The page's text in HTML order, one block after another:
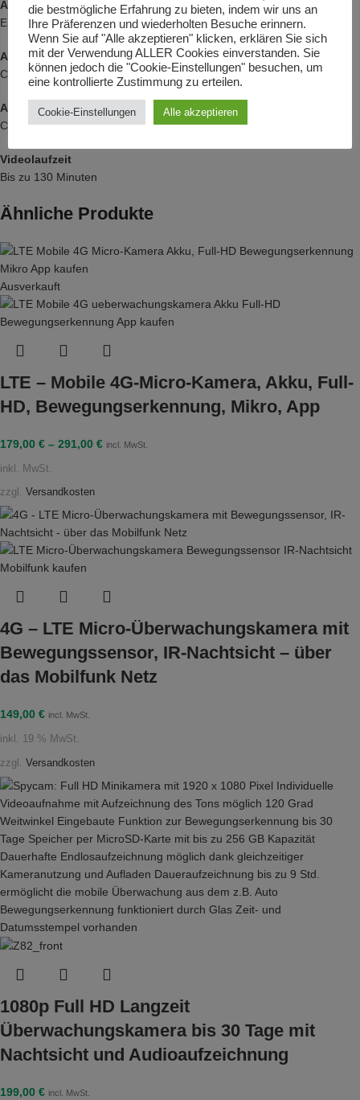
Akku
Eingebaut, 300 mAh Polymer-Akku
Akk-Ladezeit
Ca. 50 Minuten
Akkulaufzeit
Ca. 70 Minuten
Videolaufzeit
Bis zu 130 Minuten
Ähnliche Produkte
Ausverkauft
LTE – Mobile 4G-Micro-Kamera, Akku, Full-
HD, Bewegungserkennung, Mikro, App
179,00 € – 291,00 € incl. MwSt.
inkl. MwSt.
zzgl. Versandkosten
4G – LTE Micro-Überwachungskamera mit
Bewegungssensor, IR-Nachtsicht – über
das Mobilfunk Netz
149,00 € incl. MwSt.
inkl. 19 % MwSt.
zzgl. Versandkosten
1080p Full HD Langzeit
Überwachungskamera bis 30 Tage mit
Nachtsicht und Audioaufzeichnung
199,00 € incl. MwSt.
die bestmögliche Erfahrung zu bieten, indem wir uns an
Ihre Präferenzen und wiederholten Besuche erinnern.
Wenn Sie auf "Alle akzeptieren" klicken, erklären Sie sich
mit der Verwendung ALLER Cookies einverstanden. Sie
können jedoch die "Cookie-Einstellungen" besuchen, um
eine kontrollierte Zustimmung zu erteilen.
Cookie-Einstellungen Alle akzeptieren